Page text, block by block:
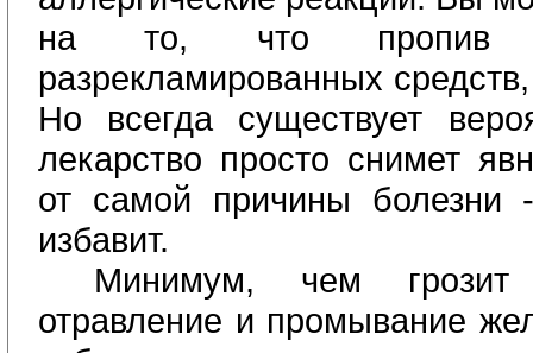
на то, что пропив
разрекламированных
Но всегда существует
лекарство просто снимет
от самой причины болезни
избавит.
Минимум, чем
отравление и промывание